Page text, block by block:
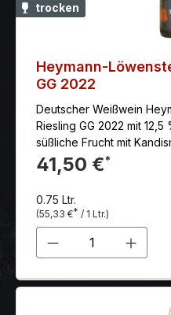
trocken
Heymann-
GG 2022
Deutscher Weißwein
Riesling GG 2022 mit
süßliche Frucht mit
kandiert-floralen Tönen,
ein Hauch Gerbstoff, gute
nussige Töne, erdige
saftiger und kräuterig-
41,50 €*
0.75 Ltr.
(55,33 €* / 1 Ltr.)
Produkt